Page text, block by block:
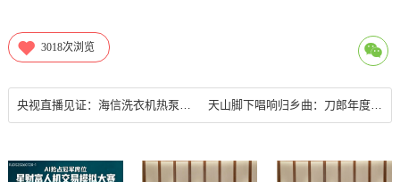
3018次浏览
央视直播见证：海信洗衣机热泵洗烘一体技术重新定义用户体验 天山脚下唱响归乡曲：刀郎年度巡演谢幕与“山歌”的未来